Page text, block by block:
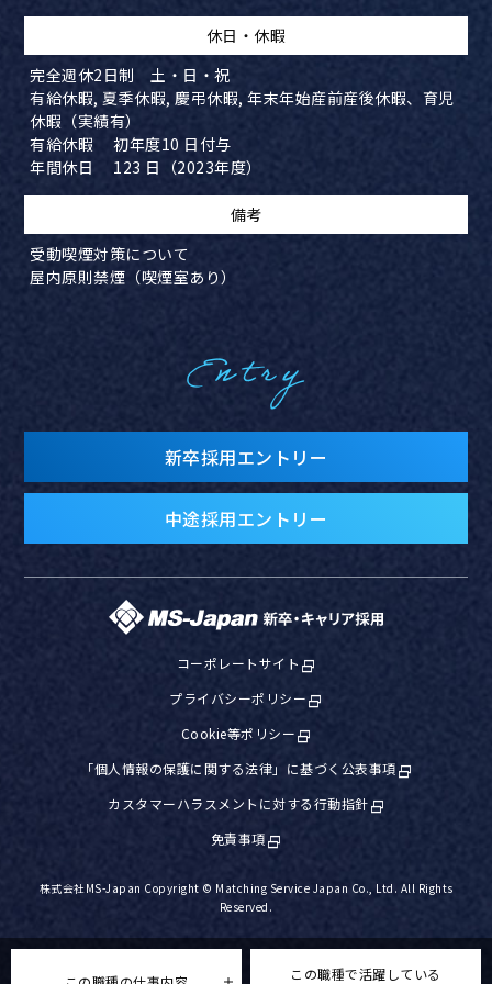
この職種で活躍している
​休日・休暇
完全週休2日制 土・日・祝
有給休暇, 夏季休暇, 慶弔休暇, 年末年始産前産後休暇、育児
休暇（実績有）
有給休暇 初年度10 日付与
年間休日 123 日（2023年度）
備考
受動喫煙対策について
屋内原則禁煙（喫煙室あり）
Entry
新卒採用エントリー
中途採用エントリー
コーポレートサイト
プライバシーポリシー
Cookie等ポリシー
「個人情報の保護に関する法律」に基づく公表事項
カスタマーハラスメントに対する行動指針
免責事項
株式会社MS-Japan Copyright © Matching Service Japan Co., Ltd. All Rights
Reserved.